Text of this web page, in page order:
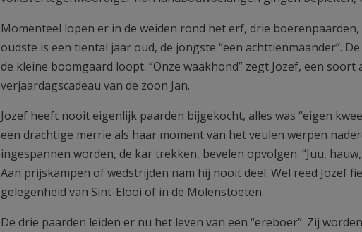
Momenteel lopen er in de weiden rond het erf, drie
oudste is een tiental jaar oud, de jongste “een achttienmaander”.
de kleine boomgaard loopt. “Onze waakhond” zegt Jozef, een
verjaardagscadeau van de zoon Jan.
Jozef heeft nooit eigenlijk paarden bijgekocht, alles was “eigen
een drachtige merrie als haar moment van het veulen werpen
ingespannen worden, de kar trekken, bevelen opvolgen. “Juu,
Aan prijskampen of wedstrijden nam hij nooit deel. Wel reed Jozef
gelegenheid van Sint-Elooi of in de Molenstoeten.
De drie paarden leiden er nu het leven van een “ereboer”. Zij